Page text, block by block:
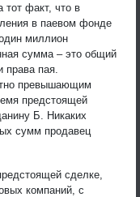
факт, что в
в паевом фонде
миллион
сумма – это общий
права пая.
превышающим
предстоящей
Б. Никаких
сумм продавец
сделке,
компаний, с